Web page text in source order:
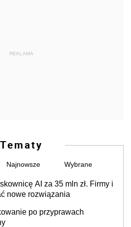
REKLAMA
Tematy
Najnowsze Wybrane
AI za 35 mln zł. Firmy i
nowe rozwiązania
po przyprawach